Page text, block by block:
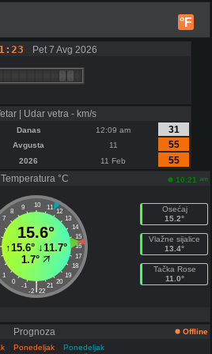
°F
Pet 7 Avg 2026
| Udar vetra - km/s
Danas 12:09 am
31
Avgusta 11
55
2026 11 Feb
55
Temperatura °C
10:21 am
10
9 11
8
12
7
13
14
15
16
17
18
1
19
0
20
-1 21
|
-2 22
15.6°
↑15.6°↓11.7°
1.7°
Osećaj
15.2°
Vlažne sijalice
13.4°
Tačka Rose
11.0°
Prognoza
Offline
Ponedeljak
Ponedeljak